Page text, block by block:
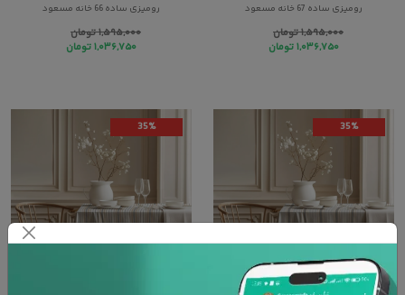
رومیزی ساده 67 خانه مسعود
۱,۵۹۵,۰۰۰تومان
۱,۰۳۶,۷۵۰تومان
رومیزی ساده 66 خانه مسعود
۱,۵۹۵,۰۰۰تومان
۱,۰۳۶,۷۵۰تومان
35%
35%